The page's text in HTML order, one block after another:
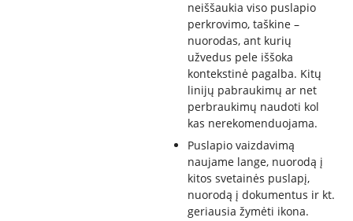
neiššaukia viso puslapio
perkrovimo, taškine –
nuorodas, ant kurių
užvedus pele iššoka
kontekstinė pagalba. Kitų
linijų pabraukimų ar net
perbraukimų naudoti kol
kas nerekomenduojama.
Puslapio vaizdavimą
naujame lange, nuorodą į
kitos svetainės puslapį,
nuorodą į dokumentus ir kt.
geriausia žymėti ikona.